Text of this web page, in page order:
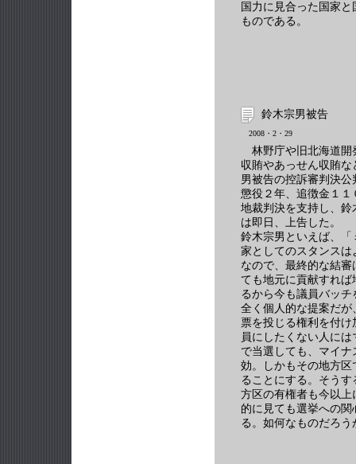
国力に見合った国家
ものである。
鈴木宗男被告
2008・2・29
林野庁や旧北海道開
収賄やあっせん収賄
男被告の控訴審判決
懲役２年、追徴金１
地裁判決を支持し、
は即日、上告した。
鈴木宗男といえば、
家としてのスタンス
なので、最終的な結
ても地元に貢献すれ
るから今も議員バッ
全く個人的な提案だ
票を投じる権利を付
員にしたくない人に
で当選しても、マイ
効。しかもその地方
ることにする。そう
方区の有権者も今以
的に見ても選挙への
る。如何なものだろう